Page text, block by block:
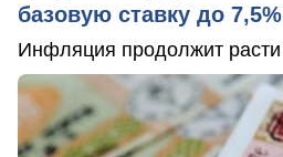
базовую ставку до 7,5%
Инфляция продолжит расти